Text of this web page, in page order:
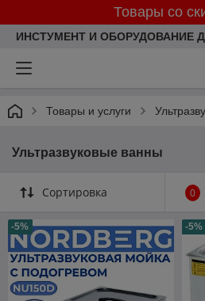
Товары со
ИНСТУМЕНТ И ОБОРУДОВАНИЕ
Товары и услуги
Ультразвуковые ванны
Сортировка 0
-5% -5%